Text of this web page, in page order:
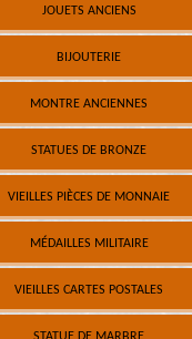
JOUETS ANCIENS
BIJOUTERIE
MONTRE ANCIENNES
STATUES DE BRONZE
VIEILLES PIÈCES DE MONNAIE
MÉDAILLES MILITAIRE
VIEILLES CARTES POSTALES